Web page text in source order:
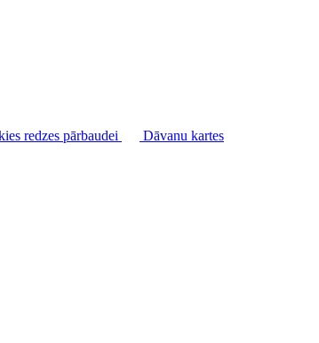
redzes pārbaudei Dāvanu kartes